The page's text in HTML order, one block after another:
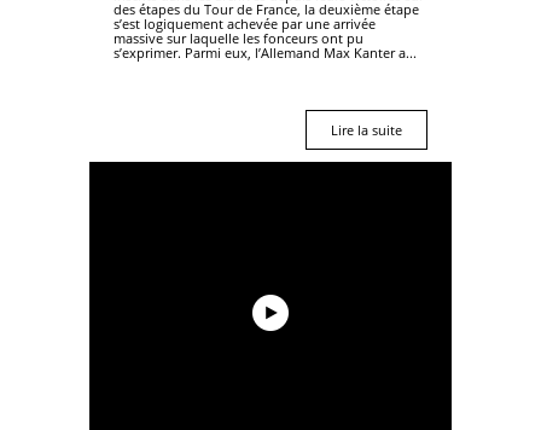
des étapes du Tour de France, la deuxième étape
s’est logiquement achevée par une arrivée
massive sur laquelle les fonceurs ont pu
s’exprimer. Parmi eux, l’Allemand Max Kanter a...
Lire la suite